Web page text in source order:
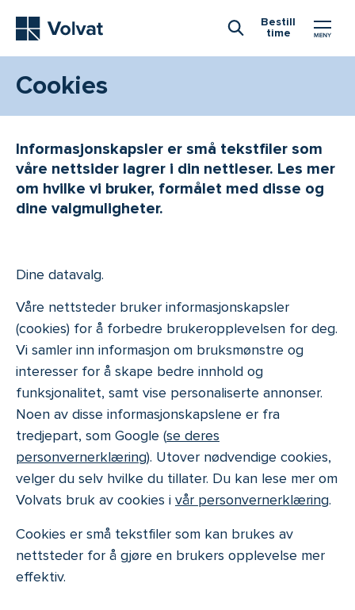
Bestill
time
Cookies
Informasjonskapsler er små tekstfiler som
våre nettsider lagrer i din nettleser. Les mer
om hvilke vi bruker, formålet med disse og
dine valgmuligheter.
Dine datavalg.
Våre nettsteder bruker informasjonskapsler
(cookies) for å forbedre brukeropplevelsen for deg.
Vi samler inn informasjon om bruksmønstre og
interesser for å skape bedre innhold og
funksjonalitet, samt vise personaliserte annonser.
Noen av disse informasjonskapslene er fra
tredjepart, som Google (se deres
personvernerklæring). Utover nødvendige cookies,
velger du selv hvilke du tillater. Du kan lese mer om
Volvats bruk av cookies i vår personvernerklæring.
Cookies er små tekstfiler som kan brukes av
nettsteder for å gjøre en brukers opplevelse mer
effektiv.